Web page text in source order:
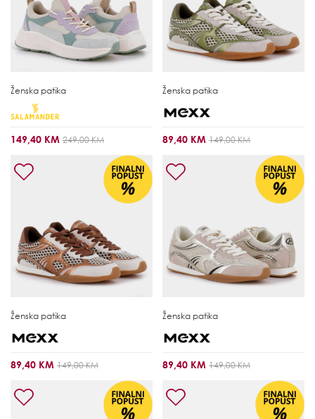
Ženska patika
149,40 KM 249,00 KM
Ženska patika
89,40 KM 149,00 KM
Ženska patika
89,40 KM 149,00 KM
Ženska patika
89,40 KM 149,00 KM